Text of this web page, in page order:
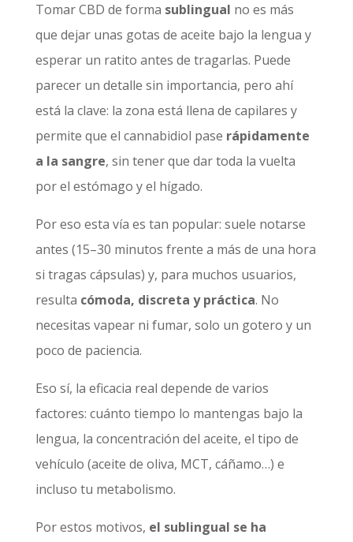
Tomar CBD de forma sublingual no es más
que dejar unas gotas de aceite bajo la lengua y
esperar un ratito antes de tragarlas. Puede
parecer un detalle sin importancia, pero ahí
está la clave: la zona está llena de capilares y
permite que el cannabidiol pase rápidamente
a la sangre, sin tener que dar toda la vuelta
por el estómago y el hígado.
Por eso esta vía es tan popular: suele notarse
antes (15–30 minutos frente a más de una hora
si tragas cápsulas) y, para muchos usuarios,
resulta cómoda, discreta y práctica. No
necesitas vapear ni fumar, solo un gotero y un
poco de paciencia.
Eso sí, la eficacia real depende de varios
factores: cuánto tiempo lo mantengas bajo la
lengua, la concentración del aceite, el tipo de
vehículo (aceite de oliva, MCT, cáñamo…) e
incluso tu metabolismo.
Por estos motivos, el sublingual se ha